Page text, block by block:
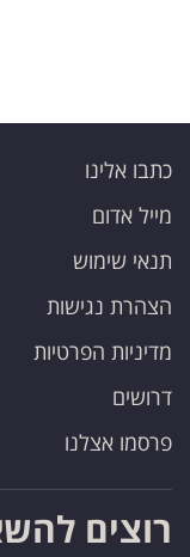
כתבו אלינו
מייל אדום
תנאי שימוש
הצהרת נגישות
מדיניות הפרטיות
דרושים
פרסמו אצלנו
רוצים